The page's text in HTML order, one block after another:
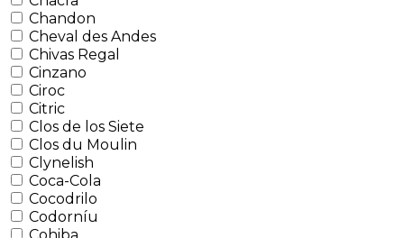
Chandon
Cheval des Andes
Chivas Regal
Cinzano
Ciroc
Citric
Clos de los Siete
Clos du Moulin
Clynelish
Coca-Cola
Cocodrilo
Codorníu
Cohiba